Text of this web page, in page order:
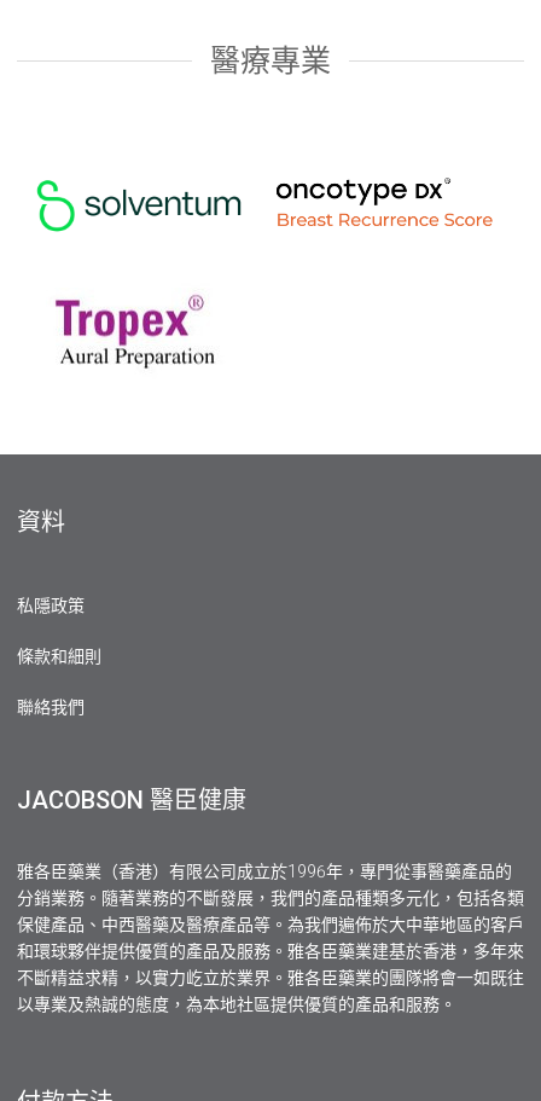
醫療專業
資料
私隱政策
條款和細則
聯絡我們
JACOBSON 醫臣健康
雅各臣藥業（香港）有限公司成立於1996年，專門從事醫藥產品的
分銷業務。隨著業務的不斷發展，我們的產品種類多元化，包括各類
保健產品、中西醫藥及醫療產品等。為我們遍佈於大中華地區的客戶
和環球夥伴提供優質的產品及服務。雅各臣藥業建基於香港，多年來
不斷精益求精，以實力屹立於業界。雅各臣藥業的團隊將會一如既往
以專業及熱誠的態度，為本地社區提供優質的產品和服務。